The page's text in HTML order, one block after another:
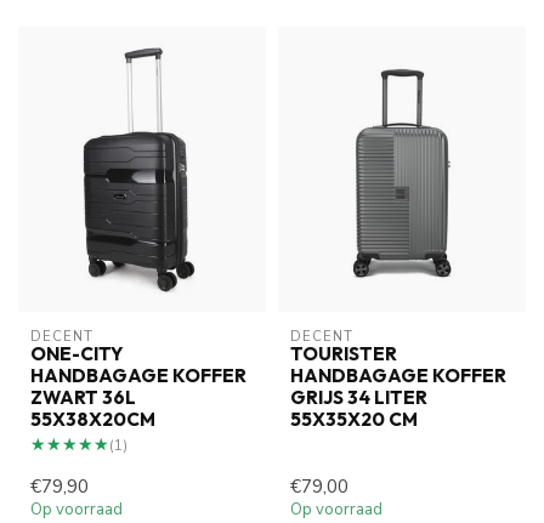
DECENT
ONE-CITY
HANDBAGAGE KOFFER
ZWART 36L
55X38X20CM
★★★★★
★★★★★(1)
€79,90
Op voorraad
DECENT
TOURISTER
HANDBAGAGE KOFFER
GRIJS 34 LITER
55X35X20 CM
€79,00
Op voorraad